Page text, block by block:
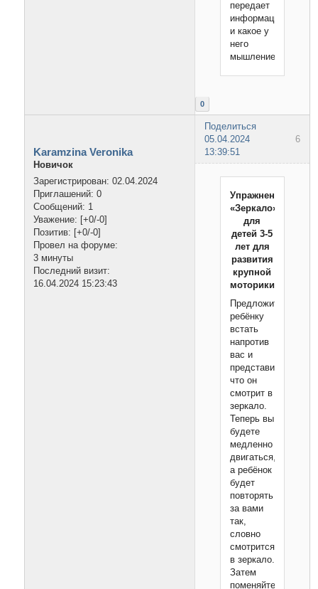
передает
информацию
и какое у
него
мышление.
0
Поделиться
6
05.04.2024
13:39:51
Karamzina Veronika
Новичок
Зарегистрирован: 02.04.2024
Приглашений: 0
Сообщений: 1
Уважение: [+0/-0]
Позитив: [+0/-0]
Провел на форуме:
3 минуты
Последний визит:
16.04.2024 15:23:43
Упражнение
«Зеркало»
для
детей 3-5
лет для
развития
крупной
моторики
Предложите
ребёнку
встать
напротив
вас и
представить,
что он
смотрит в
зеркало.
Теперь вы
будете
медленно
двигаться,
а ребёнок
будет
повторять
за вами
так,
словно
смотрится
в зеркало.
Затем
поменяйтесь